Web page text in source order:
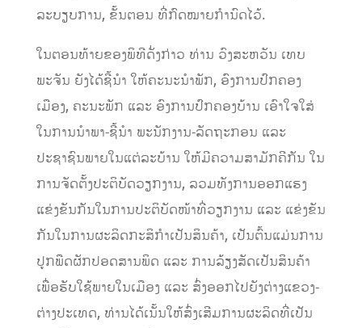
ລະບຽບການ, ຂັ້ນຕອນ ທີ່ກົດໝາຍກຳນົດໄວ້.
ໃນຕອນທ້າຍຂອງພິທີດັ່ງກ່າວ ທ່ານ ວົງສະຫວັນ ເທບ
ພະຈັນ ຍັງໄດ້ຊີ້ນຳ ໃຫ້ຄະນະນຳພັກ, ອົງການປົກຄອງ
ເມືອງ, ຄະນະພັກ ແລະ ອົງການປົກຄອງບ້ານ ເອົາໃຈໃສ່
ໃນການນຳພາ-ຊີ້ນຳ ພະນັກງານ-ລັດຖະກອນ ແລະ
ປະຊາຊົນພາຍໃນແຕ່ລະບ້ານ ໃຫ້ມີຄວາມສາມັກຄີກັນ ໃນ
ການຈັດຕັ້ງປະຕິບັດວຽກງານ, ລວມທັງການອອກແຮງ
ແຂ່ງຂັນກັນໃນການປະຕິບັດໜ້າທີ່ວຽກງານ ແລະ ແຂ່ງຂັນ
ກັນໃນການຜະລິດກະສິກຳເປັນສິນຄ້າ, ເປັນຕົ້ນແມ່ນການ
ປູກພືດຜັກປອດສານພິດ ແລະ ການລ້ຽງສັດເປັນສິນຄ້າ
ເພື່ອຮັບໃຊ້ພາຍໃນເມືອງ ແລະ ສົ່ງອອກໄປຍັງຕ່າງແຂວງ-
ຕ່າງປະເທດ, ທ່ານໄດ້ເນັ້ນໃຫ້ສົ່ງເສີມການຜະລິດທີ່ເປັນ